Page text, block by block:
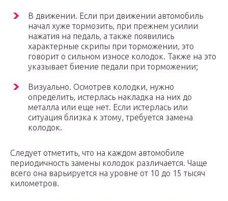
В движении. Если при движении автомобиль
начал хуже тормозить, при прежнем усилии
нажатия на педаль, а также появились
характерные скрипы при торможении, это
говорит о сильном износе колодок. Также на это
указывает биение педали при торможении;
Визуально. Осмотрев колодки, нужно
определить, истерлась накладка на них до
металла или еще нет. Если истерлась или
ситуация близка к этому, требуется замена
колодок.
Следует отметить, что на каждом автомобиле
периодичность замены колодок различается. Чаще
всего она варьируется на уровне от 10 до 15 тысяч
километров.